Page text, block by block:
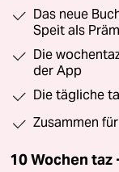
Das neue
Speit als
Die
der App
Die tägliche
Zusammen
10 Wochen taz